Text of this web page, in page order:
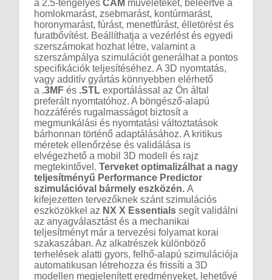
a 2.5-tengelyes CAM műveleteket, beleértve a
homlokmarást, zsebmarást, kontúrmarást,
horonymarást, fúrást, menetfúrást, élletörést és
furatbővítést. Beállíthatja a vezérlést és egyedi
szerszámokat hozhat létre, valamint a
szerszámpálya szimulációt generálhat a pontos
specifikációk teljesítéséhez. A 3D nyomtatás,
vagy additív gyártás könnyebben elérhető
a .3MF és .STL exportálással az Ön által
preferált nyomtatóhoz. A böngésző-alapú
hozzáférés rugalmasságot biztosít a
megmunkálási és nyomtatási változtatások
bárhonnan történő adaptálásához. A kritikus
méretek ellenőrzése és validálása is
elvégezhető a mobil 3D modell és rajz
megtekintővel. Terveket optimalizálhat a nagy
teljesítményű Performance Predictor
szimulációval bármely eszközén. A
kifejezetten tervezőknek szánt szimulációs
eszközökkel az NX X Essentials segít validálni
az anyagválasztást és a mechanikai
teljesítményt már a tervezési folyamat korai
szakaszában. Az alkatrészek különböző
terhelések alatti gyors, felhő-alapú szimulációja
automatikusan létrehozza és frissíti a 3D
modellen megjelenített eredményeket, lehetővé